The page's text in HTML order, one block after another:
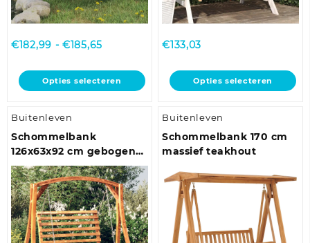
€182,99 - €185,65Prijsklasse:
tot
€185,65
Opties selecteren
Dit
product
meerdere
variaties.
Deze
optie
kan
gekozen
worden
op
de
€133,03
Opties selecteren
Dit
product
meerdere
variaties.
Deze
kan
gekozen
worden
op
de
Buitenleven
Schommelbank
126x63x92 cm gebogen
hout met teakafwerking
Buitenleven
Schommelbank 170 cm
massief teakhout